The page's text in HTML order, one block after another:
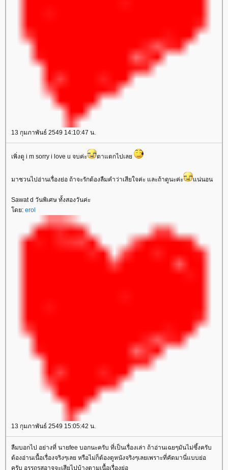
13 กุมภาพันธ์ 2549 14:10:47 น.
เพิ่งดู i m sorry i love u จบค่ะ ตาแตกไปเลย
มาชวนไปอ่านเรื่องย่อ ถ้าจะรักต้องลืมคำว่าเสียใจค่ะ และถ้าดูนะค่ะ แน่นอน
Sawat d วันพิเศษ ทั้งสองวันค่ะ
โดย: erol
13 กุมภาพันธ์ 2549 15:05:42 น.
ลืมบอกไป อย่างที่ นายfee บอกนะครับ ที่เป็นเรื่องเล่า ถ้าอ่านเฉยๆมันไม่ซึ้งครับ
ต้องอ่านเนื้อเรื่องจริงๆเลย หรือไม่ก็ต้องดูหนังจริงๆเลยเพราะที่คัดมานี่แบบย่อ
ครับ อรรถรสอาจจะเสียไปบ้างตามเนื้อเรื่องย่อ